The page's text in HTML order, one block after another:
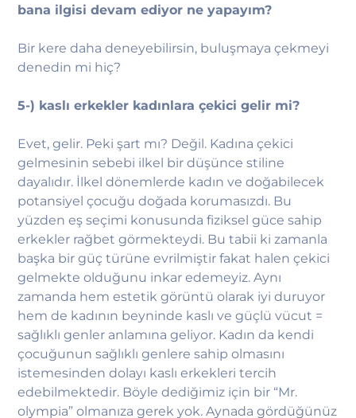
bana ilgisi devam ediyor ne yapayım?
Bir kere daha deneyebilirsin, buluşmaya çekmeyi
denedin mi hiç?
5-) kaslı erkekler kadınlara çekici gelir mi?
Evet, gelir. Peki şart mı? Değil. Kadına çekici
gelmesinin sebebi ilkel bir düşünce stiline
dayalıdır. İlkel dönemlerde kadın ve doğabilecek
potansiyel çocuğu doğada korumasızdı. Bu
yüzden eş seçimi konusunda fiziksel güce sahip
erkekler rağbet görmekteydi. Bu tabii ki zamanla
başka bir güç türüne evrilmiştir fakat halen çekici
gelmekte olduğunu inkar edemeyiz. Aynı
zamanda hem estetik görüntü olarak iyi duruyor
hem de kadının beyninde kaslı ve güçlü vücut =
sağlıklı genler anlamına geliyor. Kadın da kendi
çocuğunun sağlıklı genlere sahip olmasını
istemesinden dolayı kaslı erkekleri tercih
edebilmektedir. Böyle dediğimiz için bir “Mr.
olympia” olmanıza gerek yok. Aynada gördüğünüz